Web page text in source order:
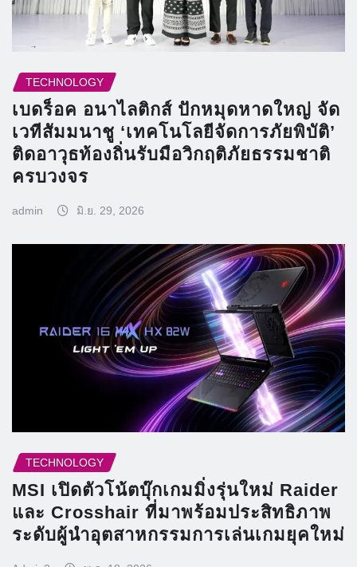
TECHNOLOGY
เบดร็อค อนาไลติกส์ ปักหมุดหาดใหญ่ จัด
เวทีสัมมนาชู ‘เทคโนโลยีจัดการภัยพิบัติ’
ติดอาวุธท้องถิ่นรับมือวิกฤติภัยธรรมชาติ
ครบวงจร
admin มิ.ย. 29, 2026
TECHNOLOGY
MSI เปิดตัวโน้ตบุ๊กเกมมิ่งรุ่นใหม่ Raider
และ Crosshair ที่มาพร้อมประสิทธิภาพ
ระดับผู้นำอุตสาหกรรมการเล่นเกมยุคใหม่